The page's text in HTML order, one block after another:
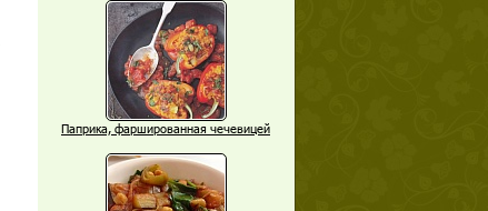
Паприка, фаршированная чечевицей